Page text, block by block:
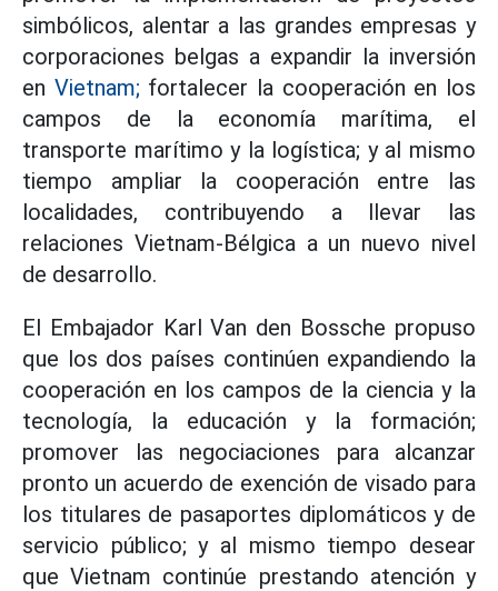
simbólicos, alentar a las grandes empresas y
corporaciones belgas a expandir la inversión
en Vietnam; fortalecer la cooperación en los
campos de la economía marítima, el
transporte marítimo y la logística; y al mismo
tiempo ampliar la cooperación entre las
localidades, contribuyendo a llevar las
relaciones Vietnam-Bélgica a un nuevo nivel
de desarrollo.
El Embajador Karl Van den Bossche propuso
que los dos países continúen expandiendo la
cooperación en los campos de la ciencia y la
tecnología, la educación y la formación;
promover las negociaciones para alcanzar
pronto un acuerdo de exención de visado para
los titulares de pasaportes diplomáticos y de
servicio público; y al mismo tiempo desear
que Vietnam continúe prestando atención y